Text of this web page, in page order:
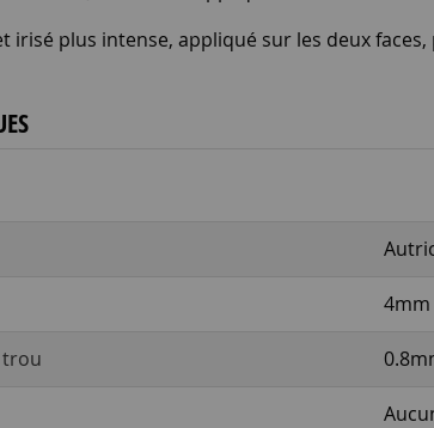
irisé plus intense, appliqué sur les deux
4mm